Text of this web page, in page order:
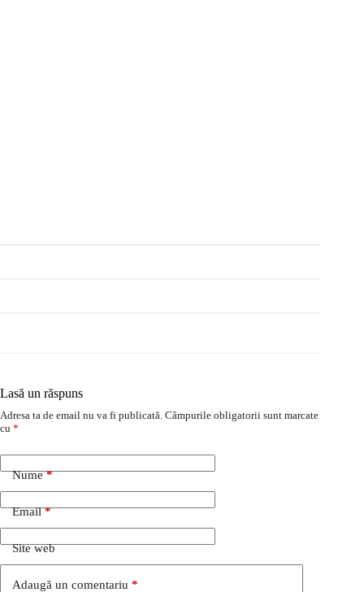
Lasă un răspuns
Adresa ta de email nu va fi publicată. Câmpurile obligatorii sunt marcate
cu *
Nume*
Email*
Site web
Adaugă un comentariu *